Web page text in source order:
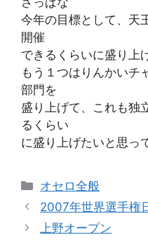
今年の目標として、天
開催
できるくらいに盛り上
もう１つはりんかいチ
部門を
盛り上げて、これも独
るくらい
に盛り上げたいと思っ
カ
テ
リ
オセロ全般
2007年世界選手権
上野オープン